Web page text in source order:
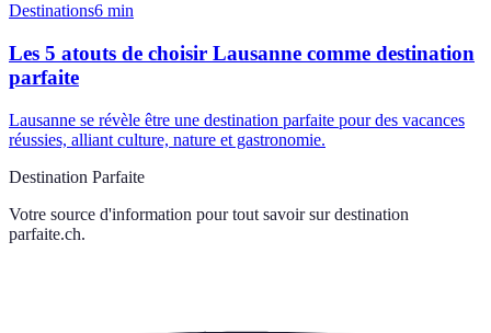
Destinations6 min
Les 5 atouts de choisir Lausanne comme destination
parfaite
Lausanne se révèle être une destination parfaite pour des vacances
réussies, alliant culture, nature et gastronomie.
Destination Parfaite
Votre source d'information pour tout savoir sur destination
parfaite.ch.